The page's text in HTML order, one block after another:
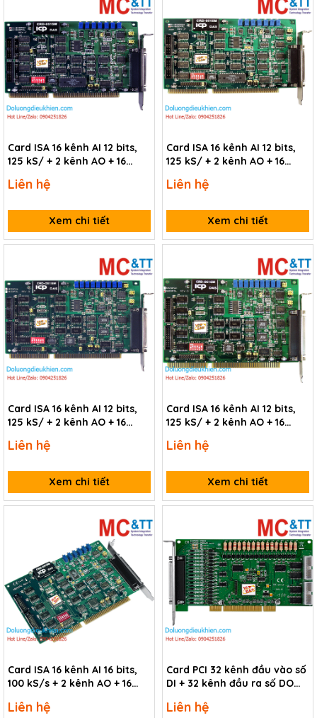
Card ISA 16 kênh AI 12 bits,
125 kS/ + 2 kênh AO + 16
Timer/Counter/Frequency
Liên hệ
Xem chi tiết
Card ISA 16 kênh AI 12 bits,
125 kS/ + 2 kênh AO + 16
Timer/Counter/Frequency
Liên hệ
Xem chi tiết
Card ISA 16 kênh AI 12 bits,
125 kS/ + 2 kênh AO + 16
Timer/Counter/Frequency
Liên hệ
Xem chi tiết
Card ISA 16 kênh AI 12 bits,
125 kS/ + 2 kênh AO + 16
Timer/Counter/Frequency
Liên hệ
Xem chi tiết
Card ISA 16 kênh AI 16 bits,
100 kS/s + 2 kênh AO + 16
Timer/Counter/Frequency
Liên hệ
Card PCI 32 kênh đầu vào số
DI + 32 kênh đầu ra số DO
Liên hệ